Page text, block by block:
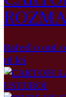
Rated 0 out
18 lei